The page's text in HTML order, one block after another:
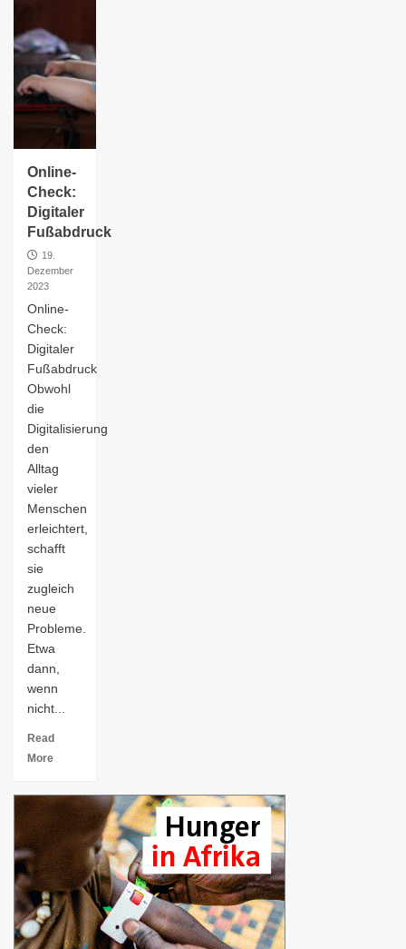
Online-
Check:
Digitaler
Fußabdruck
19.
Dezember
2023
Online-
Check:
Digitaler
Fußabdruck
Obwohl
die
Digitalisierung
den
Alltag
vieler
Menschen
erleichtert,
schafft
sie
zugleich
neue
Probleme.
Etwa
dann,
wenn
nicht...
Read
More